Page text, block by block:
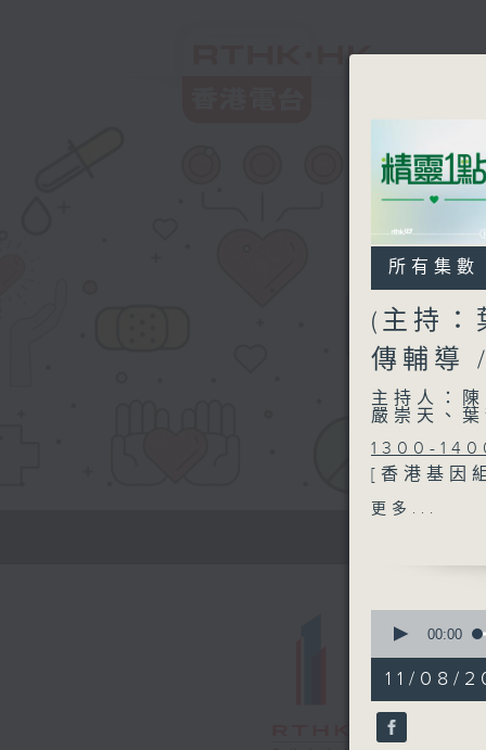
所有集數
(主持：
傳輔導
主持人：
嚴崇天、
1300-
[香港基因
主題：香
[衞生署健
主題：健
嘉賓：盧
1430-
[香港中華
更多...
seconds
hour,
35
minutes,
50
00:00
11/08/